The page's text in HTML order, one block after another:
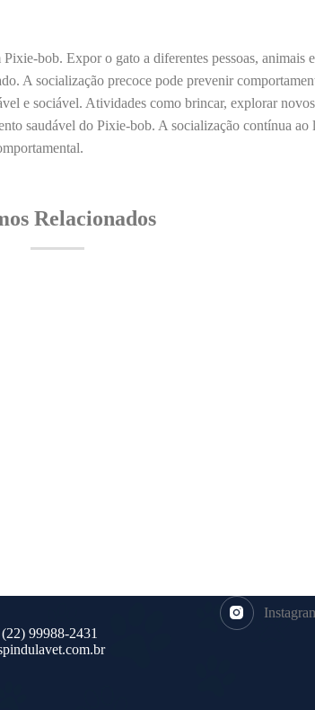
bob. Expor o gato a diferentes pessoas, animais
A socialização precoce pode prevenir
e sociável. Atividades como brincar, explorar
saudável do Pixie-bob. A socialização contínua
Relacionados
99988-2431